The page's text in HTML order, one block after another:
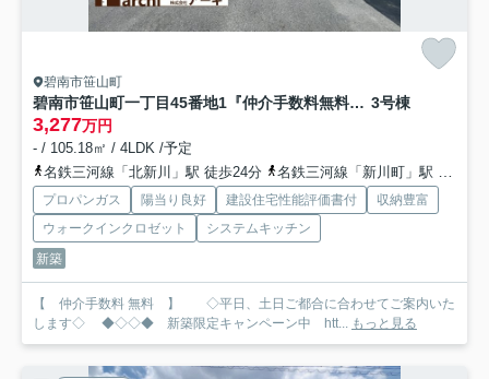
碧南市笹山町
碧南市笹山町一丁目45番地1『仲介手数料無料』新築一戸建て・建売 3号棟
3,277万円
- / 105.18㎡ / 4LDK /予定
名鉄三河線「北新川」駅 徒歩24分
名鉄三河線「新川町」駅 徒歩27分
プロパンガス 陽当り良好 建設住宅性能評価書付
収納豊富
ウォークインクロゼット
システムキッチン
新築
【 仲介手数料 無料 】 ◇平日、土日ご都合に合わせてご案内いた
します◇ ◆◇◇◆ 新築限定キャンペーン中 htt... もっと見る